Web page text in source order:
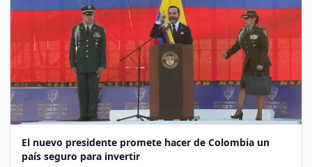
El nuevo presidente promete hacer de Colombia un
país seguro para invertir